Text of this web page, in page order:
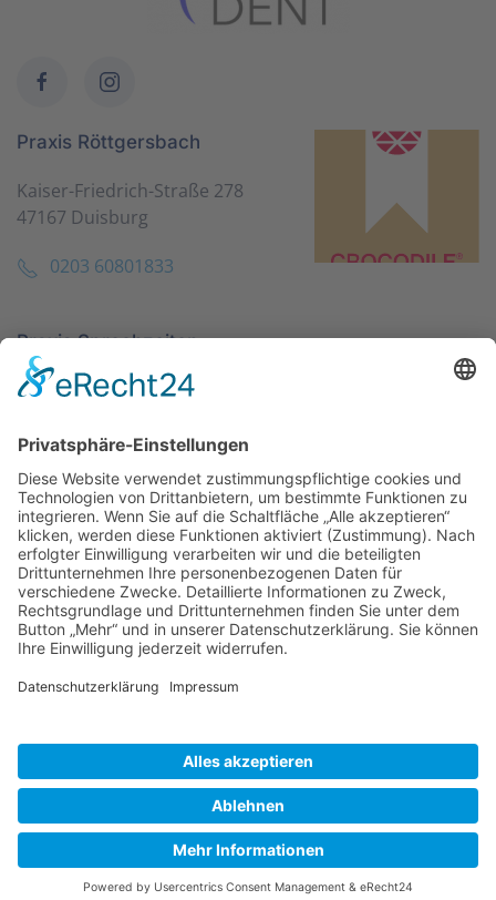
Termin buchen
Praxis Röttgersbach
Kaiser-Friedrich-Straße 278
47167 Duisburg
0203 60801833
Praxis Sprechzeiten
Montag bis
Ab 06.02.2023
Montag,
Dienstag,
Donnerstag
8-12:00 Uhr & 13-17:00 Uhr
TERMIN BUCHEN
Impressum | Datenschutz
Skydent Aestetics. Alle Rechte vorbehalten.